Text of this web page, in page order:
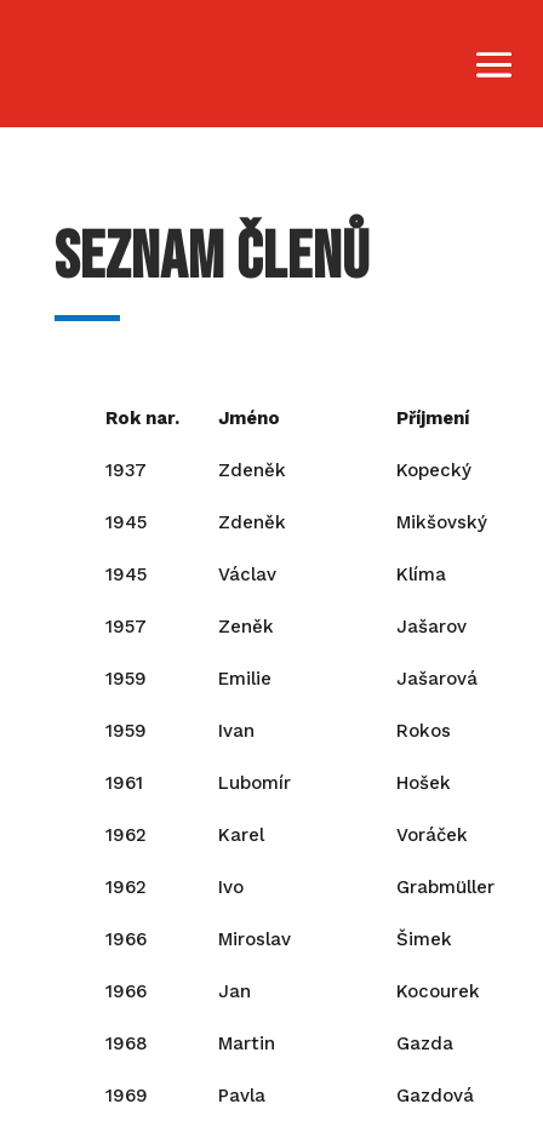
Seznam členů
Rok nar. Jméno Příjmení
1937 Zdeněk Kopecký
1945 Zdeněk Mikšovský
1945 Václav Klíma
1957 Zeněk Jašarov
1959 Emilie Jašarová
1959 Ivan Rokos
1961 Lubomír Hošek
1962 Karel Voráček
1962 Ivo Grabmüller
1966 Miroslav Šimek
1966 Jan Kocourek
1968 Martin Gazda
1969 Pavla Gazdová